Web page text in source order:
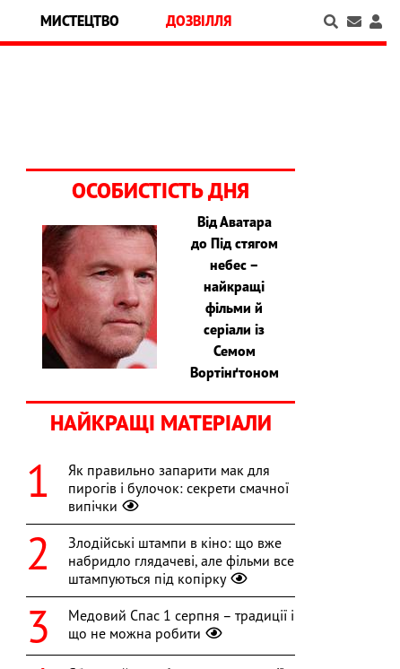
МИСТЕЦТВО ДОЗВІЛЛЯ
ОСОБИСТІСТЬ ДНЯ
Від Аватара
до Під стягом
небес –
найкращі
фільми й
серіали із
Семом
Вортінґтоном
НАЙКРАЩІ МАТЕРІАЛИ
Як правильно запарити мак для
пирогів і булочок: секрети смачної
випічки
Злодійські штампи в кіно: що вже
набридло глядачеві, але фільми все
штампуються під копірку
Медовий Спас 1 серпня – традиції і
що не можна робити